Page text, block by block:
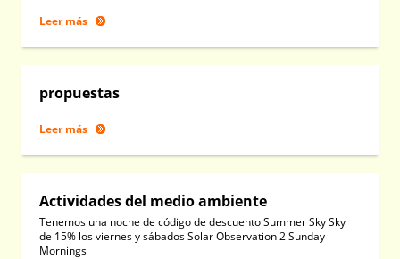
Leer más
propuestas
Leer más
Actividades del medio ambiente
Tenemos una noche de código de descuento Summer Sky Sky
de 15% los viernes y sábados Solar Observation 2 Sunday
Mornings